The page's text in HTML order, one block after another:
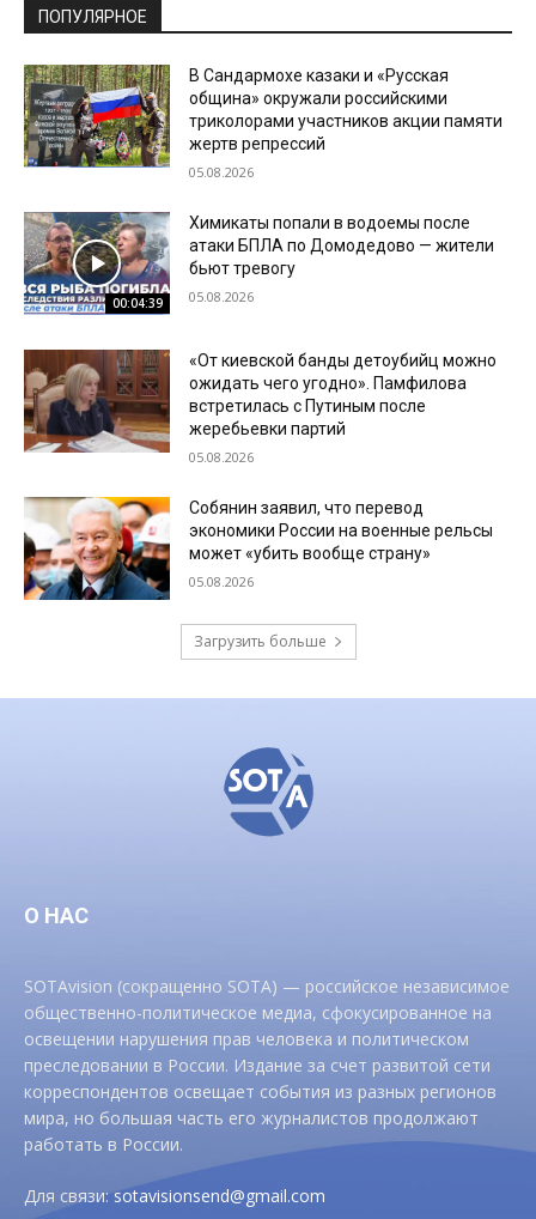
ПОПУЛЯРНОЕ
В Сандармохе казаки и «Русская
община» окружали российскими
триколорами участников акции памяти
жертв репрессий
05.08.2026
00:04:39
Химикаты попали в водоемы после
атаки БПЛА по Домодедово — жители
бьют тревогу
05.08.2026
«От киевской банды детоубийц можно
ожидать чего угодно». Памфилова
встретилась с Путиным после
жеребьевки партий
05.08.2026
Собянин заявил, что перевод
экономики России на военные рельсы
может «убить вообще страну»
05.08.2026
Загрузить больше
О НАС
SOTAvision (сокращенно SOTA) — российское независимое
общественно-политическое медиа, сфокусированное на
освещении нарушения прав человека и политическом
преследовании в России. Издание за счет развитой сети
корреспондентов освещает события из разных регионов
мира, но большая часть его журналистов продолжают
работать в России.
Для связи:sotavisionsend@gmail.com